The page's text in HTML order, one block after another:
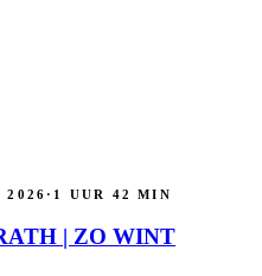
2026 · 1 UUR 42 MIN
| ZO WINT